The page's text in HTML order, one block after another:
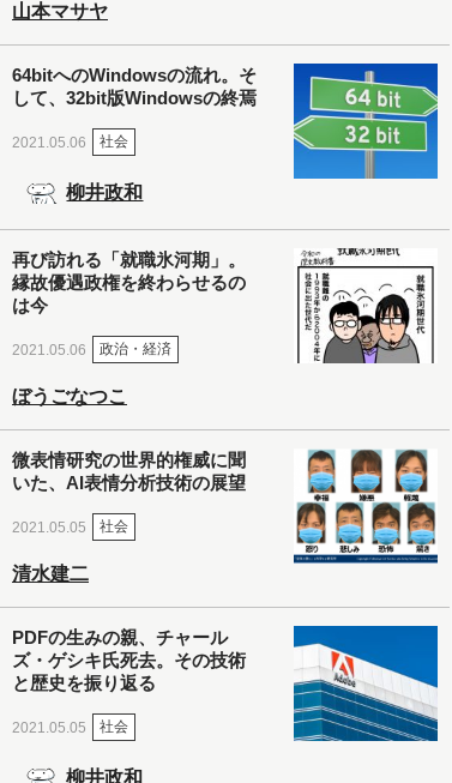
山本マサヤ
64bitへのWindowsの流れ。そ
して、32bit版Windowsの終焉
2021.05.06 社会
柳井政和
再び訪れる「就職氷河期」。
縁故優遇政権を終わらせるの
は今
2021.05.06 政治・経済
ぼうごなつこ
微表情研究の世界的権威に聞
いた、AI表情分析技術の展望
2021.05.05 社会
清水建二
PDFの生みの親、チャール
ズ・ゲシキ氏死去。その技術
と歴史を振り返る
2021.05.05 社会
柳井政和